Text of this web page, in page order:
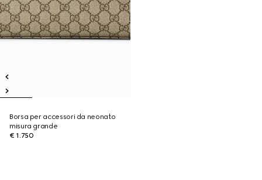
Borsa per accessori da neonato
misura grande
€ 1.750